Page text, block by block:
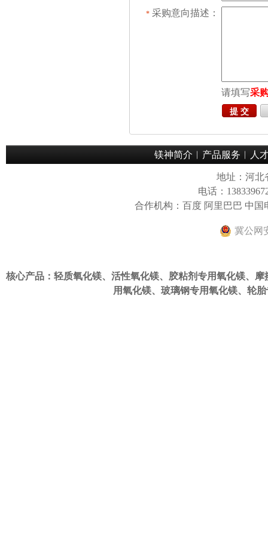
* 采购意向描述：
请填写采
镁神简介 ︱ 产品服务 ︱ 人
地址：河北
电话：
合作机构：百度 阿里巴巴 中
冀公网
核心产品：轻质氧化镁、活性氧化镁、 胶粘剂专用氧化镁、 摩
用氧化镁、 玻璃钢专用氧化镁、 轮